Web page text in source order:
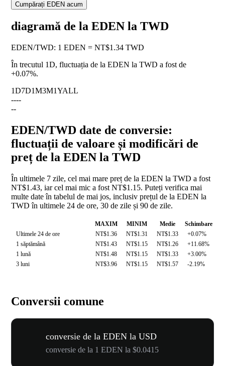
Cumpărați EDEN acum
diagramă de la EDEN la TWD
EDEN/TWD: 1 EDEN = NT$1.34 TWD
În trecutul 1D, fluctuația de la EDEN la TWD a fost de
+0.07%.
1D7D1M3M1YALL
----
--
EDEN/TWD date de conversie:
fluctuații de valoare și modificări de
preț de la EDEN la TWD
În ultimele 7 zile, cel mai mare preț de la EDEN la TWD a fost
NT$1.43, iar cel mai mic a fost NT$1.15. Puteți verifica mai
multe date în tabelul de mai jos, inclusiv prețul de la EDEN la
TWD în ultimele 24 de ore, 30 de zile și 90 de zile.
MAXIM MINIM Medie
Schimbare
Ultimele 24 de ore
NT$1.36 NT$1.31 NT$1.33
+0.07%
1 săptămână
NT$1.43 NT$1.15 NT$1.26
+11.68%
1 lună
NT$1.48 NT$1.15 NT$1.33
+3.00%
3 luni
NT$3.96 NT$1.15 NT$1.57 -2.19%
Conversii comune
conversie de la EDEN la USD
conversie de la 1 EDEN la $0.0415